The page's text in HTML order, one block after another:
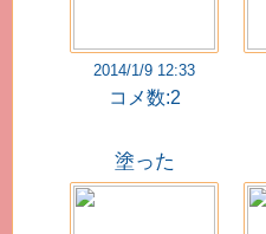
2014/1/9 12:33
コメ数:2
塗った